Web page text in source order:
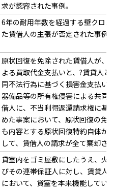
求が認容された事例。
6年の耐用年数を経過する壁クロ
た賃借人の主張が否定された事例
原状回復を免除された賃借人が、
よる買取代金支払いと、?賃貸人
同不法行為に基づく損害金支払い
器備品等の所有権侵害による共同
借人に、不当利得返還請求権に基
めた事案において、原状回復の免
も内容とする原状回復特約自体が
して、賃借人の請求が全て棄却さ
貸室内をゴミ屋敷にしたうえ、火
びその連帯保証人に対し、賃貸人
において、貸室を本来機能してい